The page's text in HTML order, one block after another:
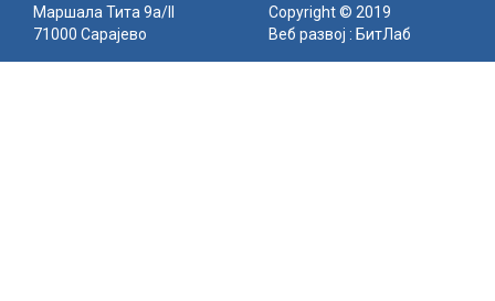
Маршала Тита 9а/II
71000 Сарајево
Copyright © 2019
Веб развој : БитЛаб